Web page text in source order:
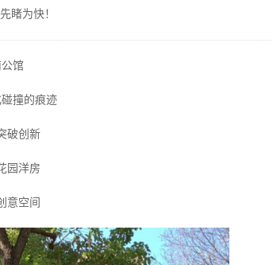
睹为快！
公馆
撞的痕迹
破创新
园洋房
意空间